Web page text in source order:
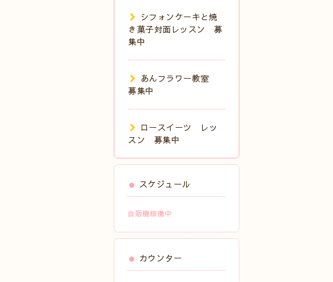
シフォンケーキと焼
き菓子対面レッスン 募
集中
あんフラワー教室
募集中
ロースイーツ レッ
スン 募集中
スケジュール
自販機稼働中
カウンター